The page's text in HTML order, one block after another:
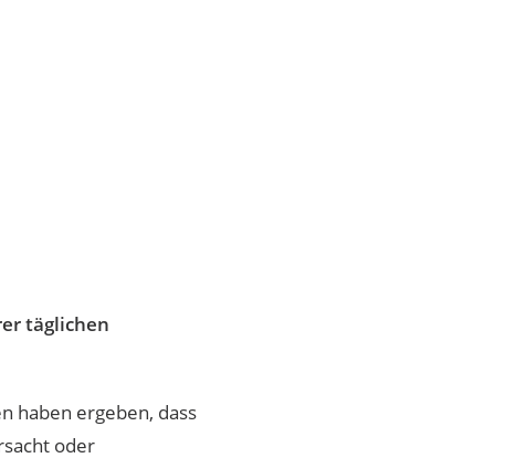
täglichen
haben ergeben, dass
oder